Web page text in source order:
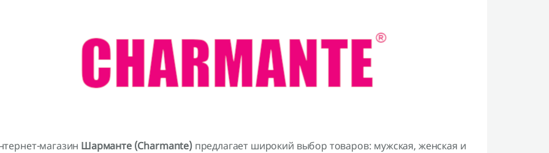
магазин Шарманте (Charmante)предлагает широкий выбор товаров: мужская, женская и